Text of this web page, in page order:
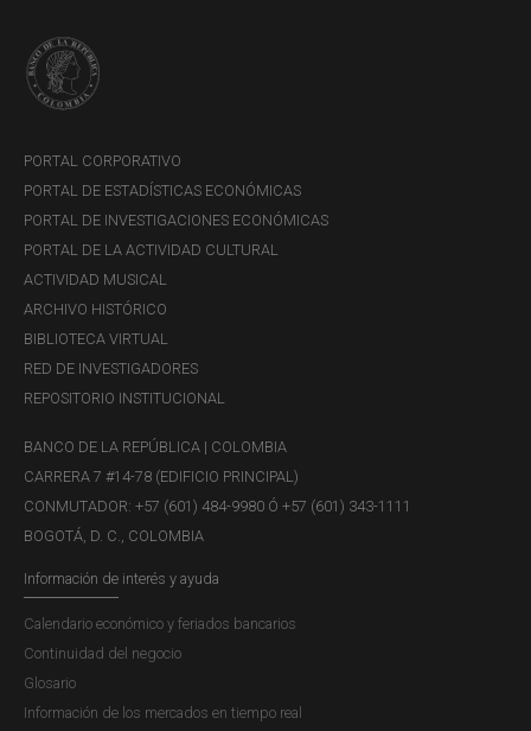
JUEVES, 9 DE JULIO DE 2026
Pódcast - Cuentas y cuentos:
"Estabilidad financiera: ¿por...
PORTAL CORPORATIVO
PORTAL DE ESTADÍSTICAS ECONÓMICAS
PORTAL DE INVESTIGACIONES ECONÓMICAS
PORTAL DE LA ACTIVIDAD CULTURAL
ACTIVIDAD MUSICAL
ARCHIVO HISTÓRICO
BIBLIOTECA VIRTUAL
RED DE INVESTIGADORES
REPOSITORIO INSTITUCIONAL
BANCO DE LA REPÚBLICA | COLOMBIA
CARRERA 7 #14-78 (EDIFICIO PRINCIPAL)
CONMUTADOR: +57 (601) 484-9980 Ó +57 (601) 343-1111
BOGOTÁ, D. C., COLOMBIA
Información de interés y ayuda
Calendario económico y feriados bancarios
Continuidad del negocio
Glosario
Información de los mercados en tiempo real